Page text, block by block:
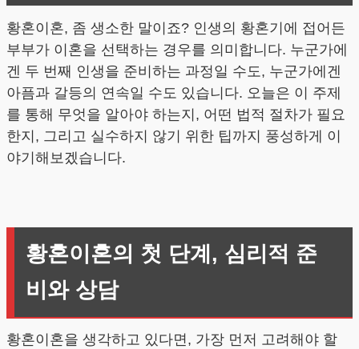
황혼이혼, 좀 생소한 말이죠? 인생의 황혼기에 접어든
부부가 이혼을 선택하는 경우를 의미합니다. 누군가에
겐 두 번째 인생을 준비하는 과정일 수도, 누군가에겐
아픔과 갈등의 연속일 수도 있습니다. 오늘은 이 주제
를 통해 무엇을 알아야 하는지, 어떤 법적 절차가 필요
한지, 그리고 실수하지 않기 위한 팁까지 풍성하게 이
야기해보겠습니다.
황혼이혼의 첫 단계, 심리적 준
비와 상담
황혼이혼을 생각하고 있다면, 가장 먼저 고려해야 할